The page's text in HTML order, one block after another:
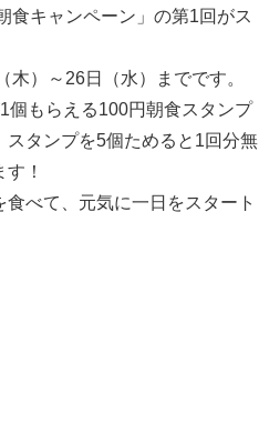
食キャンペーン」の第1回がス
）～26日（水）までです。
個もらえる100円朝食スタンプ
スタンプを5個ためると1回分無
！
べて、元気に一日をスタート